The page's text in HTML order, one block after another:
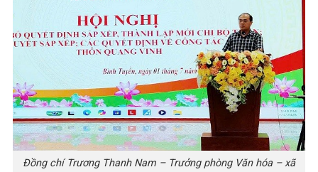
Đồng chí Trương Thanh Nam – Trưởng phòng Văn hóa – xã